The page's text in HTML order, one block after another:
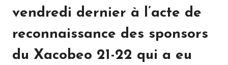
vendredi dernier à l’acte de
reconnaissance des sponsors
du Xacobeo 21-22 qui a eu